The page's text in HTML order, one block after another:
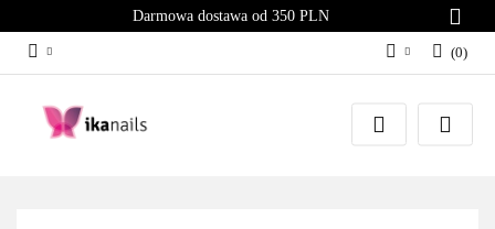
Darmowa dostawa od 350 PLN
Zaloguj się
Załóż konto
(0)